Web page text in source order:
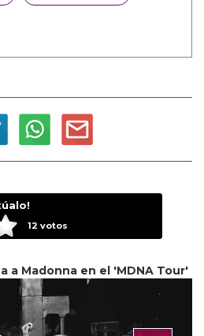
12 votos
a Madonna en el 'MDNA Tour'